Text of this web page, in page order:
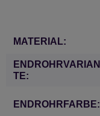
Produkteigenschaft
Wert
MATERIAL:
ENDROHRVARIAN
TE:
ENDROHRFARBE: